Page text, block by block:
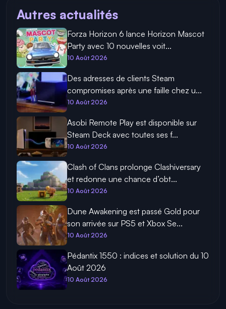
Autres actualités
Forza Horizon 6 lance Horizon Mascot
Party avec 10 nouvelles voit...
10 Août 2026
Des adresses de clients Steam
compromises après une faille chez u...
10 Août 2026
Asobi Remote Play est disponible sur
Steam Deck avec toutes ses f...
10 Août 2026
Clash of Clans prolonge Clashiversary
et redonne une chance d’obt...
10 Août 2026
Dune Awakening est passé Gold pour
son arrivée sur PS5 et Xbox Se...
10 Août 2026
Pédantix 1550 : indices et solution du 10
Août 2026
10 Août 2026